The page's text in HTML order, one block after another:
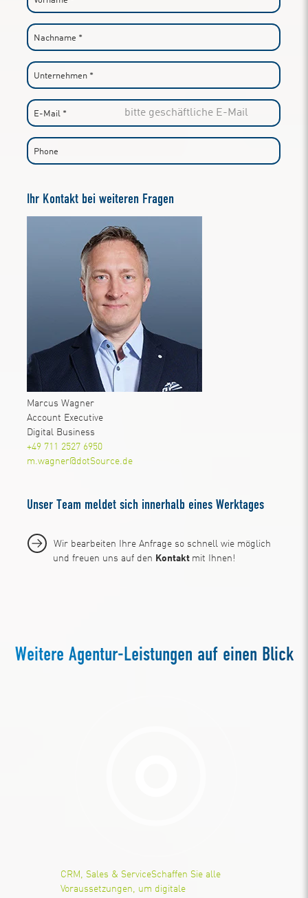
Ihr Kontakt bei weiteren Fragen
Marcus Wagner
Account Executive
Digital Business
+49 711 2527 6950
m.wagner@dotSource.de
Unser Team meldet sich innerhalb eines Werktages
Wir bearbeiten Ihre Anfrage so schnell wie möglich
und freuen uns auf den Kontakt mit Ihnen!
Weitere Agentur-Leistungen auf einen Blick
CRM, Sales & ServiceSchaffen Sie alle
Voraussetzungen, um digitale